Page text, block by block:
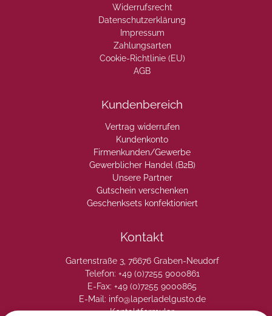
Widerrufsrecht
Datenschutzerklärung
Impressum
Zahlungsarten
Cookie-Richtlinie (EU)
AGB
Kundenbereich
Vertrag widerrufen
Kundenkonto
Firmenkunden/Gewerbe
Gewerblicher Handel (B2B)
Unsere Partner
Gutschein verschenken
Geschenksets konfektioniert
Kontakt
Gartenstraße 3, 76676 Graben-Neudorf
Telefon: +49 (0)7255 9000861
E-Fax: +49 (0)7255 9000865
E-Mail: info@laperladelgusto.de
Kontaktformular